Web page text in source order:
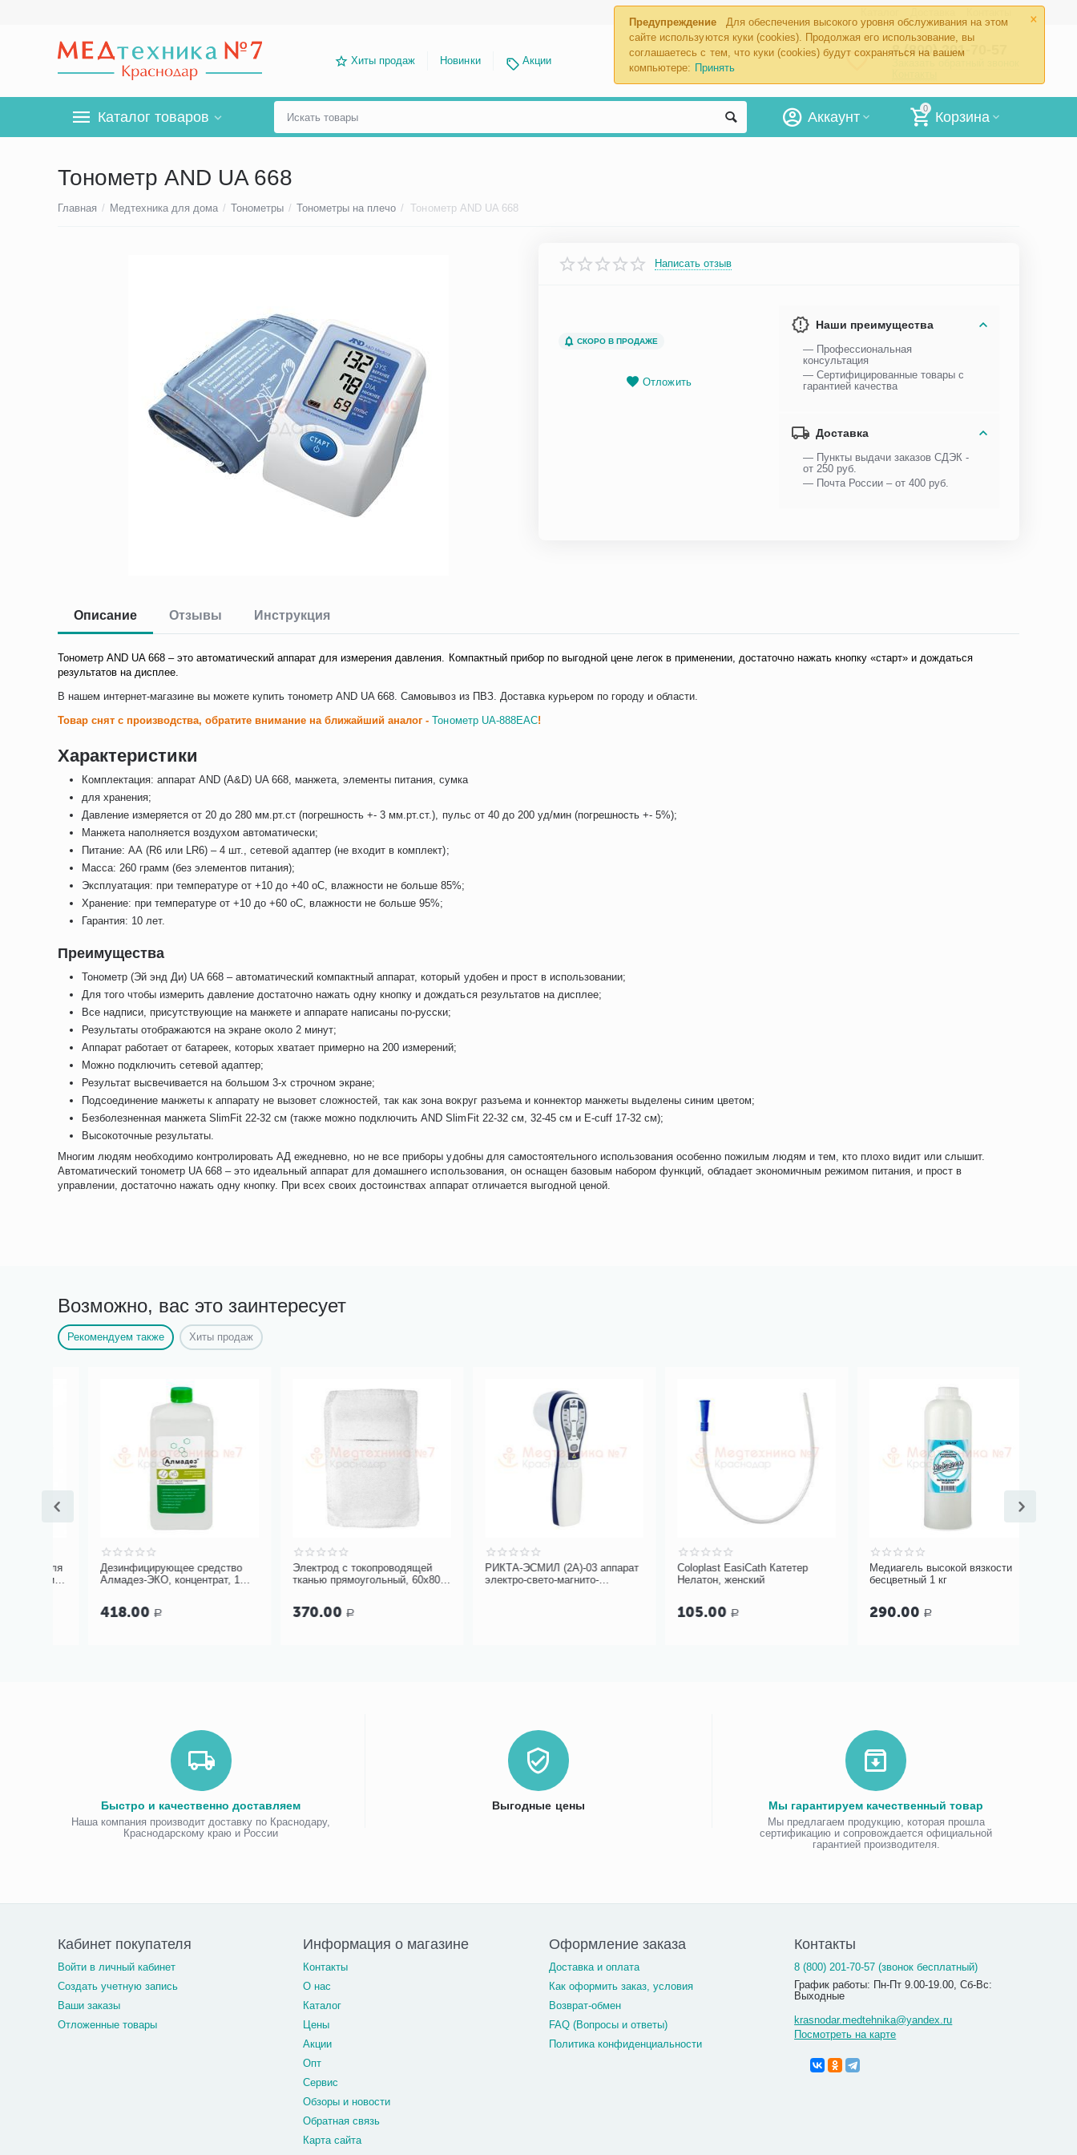
×
Предупреждение
Для обеспечения высокого уровня обслуживания на этом
сайте используются куки (cookies). Продолжая его использование, вы
соглашаетесь с тем, что куки (cookies) будут сохраняться на вашем
компьютере: Принять
Хиты продаж Новинки Акции
8 (800) 201-70-57
Каталог товаров
0
Корзина
Аккаунт
Тонометр AND UA 668
Главная / Медтехника для дома / Тонометры / Тонометры на плечо / Тонометр AND UA 668
Написать отзыв
СКОРО В ПРОДАЖЕ
Отложить
Наши преимущества
— Профессиональная
консультация
— Сертифицированные товары с
гарантией качества
Доставка
— Пункты выдачи заказов СДЭК -
от 250 руб.
— Почта России – от 400 руб.
Описание Отзывы Инструкция
Тонометр AND UA 668 – это автоматический аппарат для измерения давления. Компактный прибор по выгодной цене легок в применении, достаточно нажать кнопку «старт» и дождаться
результатов на дисплее.
В нашем интернет-магазине вы можете купить тонометр AND UA 668. Самовывоз из ПВЗ. Доставка курьером по городу и области.
Товар снят с производства, обратите внимание на ближайший аналог -Тонометр UA-888EAC!
Характеристики
Комплектация: аппарат AND (A&D) UA 668, манжета, элементы питания, сумка
для хранения;
Давление измеряется от 20 до 280 мм.рт.ст (погрешность +- 3 мм.рт.ст.), пульс от 40 до 200 уд/мин (погрешность +- 5%);
Манжета наполняется воздухом автоматически;
Питание: АА (R6 или LR6) – 4 шт., сетевой адаптер (не входит в комплект);
Масса: 260 грамм (без элементов питания);
Эксплуатация: при температуре от +10 до +40 оС, влажности не больше 85%;
Хранение: при температуре от +10 до +60 оС, влажности не больше 95%;
Гарантия: 10 лет.
Преимущества
Тонометр (Эй энд Ди) UA 668 – автоматический компактный аппарат, который удобен и прост в использовании;
Для того чтобы измерить давление достаточно нажать одну кнопку и дождаться результатов на дисплее;
Все надписи, присутствующие на манжете и аппарате написаны по-русски;
Результаты отображаются на экране около 2 минут;
Аппарат работает от батареек, которых хватает примерно на 200 измерений;
Можно подключить сетевой адаптер;
Результат высвечивается на большом 3-х строчном экране;
Подсоединение манжеты к аппарату не вызовет сложностей, так как зона вокруг разъема и коннектор манжеты выделены синим цветом;
Безболезненная манжета SlimFit 22-32 см (также можно подключить AND SlimFit 22-32 см, 32-45 см и E-cuff 17-32 см);
Высокоточные результаты.
Многим людям необходимо контролировать АД ежедневно, но не все приборы удобны для самостоятельного использования особенно пожилым людям и тем, кто плохо видит или слышит.
Автоматический тонометр UA 668 – это идеальный аппарат для домашнего использования, он оснащен базовым набором функций, обладает экономичным режимом питания, и прост в
управлении, достаточно нажать одну кнопку. При всех своих достоинствах аппарат отличается выгодной ценой.
Возможно, вас это заинтересует
Рекомендуем также Хиты продаж
Дезинфицирующее средство
Алмадез-ЭКО, концентрат, 1
418.00 Р
Электрод с токопроводящей
тканью прямоугольный, 60х80
370.00 Р
РИКТА-ЭСМИЛ (2А)-03 аппарат
электро-свето-магнито-
Coloplast EasiCath Катетер
Нелатон, женский
105.00 Р
Медиагель высокой вязкости
бесцветный 1 кг
290.00 Р
Быстро и качественно доставляем
Наша компания производит доставку по Краснодару,
Краснодарскому краю и России
Выгодные цены Мы гарантируем качественный товар
Мы предлагаем продукцию, которая прошла
сертификацию и сопровождается официальной
гарантией производителя.
Кабинет покупателя
Войти в личный кабинет
Создать учетную запись
Ваши заказы
Отложенные товары
Информация о магазине
Контакты
О нас
Каталог
Цены
Акции
Опт
Сервис
Обзоры и новости
Обратная связь
Карта сайта
Оформление заказа
Доставка и оплата
Как оформить заказ, условия
Возврат-обмен
FAQ (Вопросы и ответы)
Политика конфиденциальности
Контакты
8 (800) 201-70-57 (звонок бесплатный)
График работы: Пн-Пт 9.00-19.00, Сб-Вс:
Выходные
krasnodar.medtehnika@yandex.ru
Посмотреть на карте